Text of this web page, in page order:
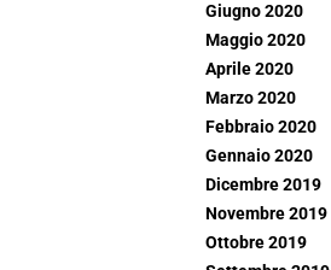
Giugno 2020
Maggio 2020
Aprile 2020
Marzo 2020
Febbraio 2020
Gennaio 2020
Dicembre 2019
Novembre 2019
Ottobre 2019